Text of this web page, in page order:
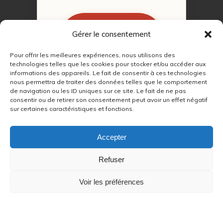
Gérer le consentement
Pour offrir les meilleures expériences, nous utilisons des
technologies telles que les cookies pour stocker et/ou accéder aux
informations des appareils. Le fait de consentir à ces technologies
nous permettra de traiter des données telles que le comportement
de navigation ou les ID uniques sur ce site. Le fait de ne pas
consentir ou de retirer son consentement peut avoir un effet négatif
sur certaines caractéristiques et fonctions.
Accepter
Refuser
Voir les préférences
RENDEZ-VOUS
© 2022 – 2026Autour du Feu 77
RGPD
lien|